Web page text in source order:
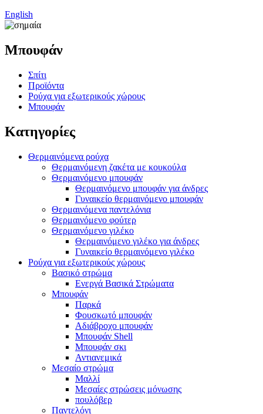
English
Μπουφάν
Σπίτι
Προϊόντα
Ρούχα για εξωτερικούς χώρους
Μπουφάν
Κατηγορίες
Θερμαινόμενα ρούχα
Θερμαινόμενη ζακέτα με κουκούλα
Θερμαινόμενο μπουφάν
Θερμαινόμενο μπουφάν για άνδρες
Γυναικείο θερμαινόμενο μπουφάν
Θερμαινόμενα παντελόνια
Θερμαινόμενο φούτερ
Θερμαινόμενο γιλέκο
Θερμαινόμενο γιλέκο για άνδρες
Γυναικείο θερμαινόμενο γιλέκο
Ρούχα για εξωτερικούς χώρους
Βασικό στρώμα
Ενεργά Βασικά Στρώματα
Μπουφάν
Παρκά
Φουσκωτό μπουφάν
Αδιάβροχο μπουφάν
Μπουφάν Shell
Μπουφάν σκι
Αντιανεμικά
Μεσαίο στρώμα
Μαλλί
Μεσαίες στρώσεις μόνωσης
πουλόβερ
Παντελόνι